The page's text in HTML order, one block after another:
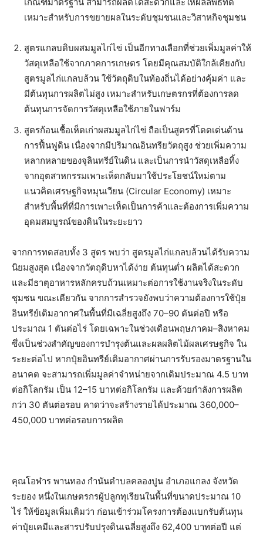
เหมาะสำหรับการขยายผลในระดับชุมชนและวิสาหกิจชุมชน
สูตรแกลบดิบผสมมูลไก่ไข่ เป็นอีกทางเลือกที่ช่วยเพิ่มมูลค่าให้
วัสดุเหลือใช้จากภาคการเกษตร โดยมีคุณสมบัติใกล้เคียงกับ
สูตรมูลไก่แกลบล้วน ใช้วัตถุดิบในท้องถิ่นได้อย่างคุ้มค่า และ
มีต้นทุนการผลิตไม่สูง เหมาะสำหรับเกษตรกรที่ต้องการลด
ต้นทุนการจัดการวัสดุเหลือใช้ภายในฟาร์ม
สูตรก้อนเชื้อเห็ดเก่าผสมมูลไก่ไข่ ถือเป็นสูตรที่โดดเด่นด้าน
การฟื้นฟูดิน เนื่องจากมีปริมาณอินทรียวัตถุสูง ช่วยเพิ่มความ
หลากหลายของจุลินทรีย์ในดิน และเป็นการนำวัสดุเหลือทิ้ง
จากอุตสาหกรรมเพาะเห็ดกลับมาใช้ประโยชน์ใหม่ตาม
แนวคิดเศรษฐกิจหมุนเวียน (Circular Economy) เหมาะ
สำหรับพื้นที่ที่มีการเพาะเห็ดเป็นการค้าและต้องการเพิ่มความ
อุดมสมบูรณ์ของดินในระยะยาว
จากการทดสอบทั้ง 3 สูตร พบว่า สูตรมูลไก่แกลบล้วนได้รับความ
นิยมสูงสุด เนื่องจากวัตถุดิบหาได้ง่าย ต้นทุนต่ำ ผลิตได้สะดวก
และมีธาตุอาหารหลักครบถ้วนเหมาะต่อการใช้งานจริงในระดับ
ชุมชน ขณะเดียวกัน จากการสำรวจยังพบว่าความต้องการใช้ปุ๋ย
อินทรีย์เติมอากาศในพื้นที่มีเฉลี่ยสูงถึง 70–90 ตันต่อปี หรือ
ประมาณ 1 ตันต่อไร่ โดยเฉพาะในช่วงเดือนพฤษภาคม–สิงหาคม
ซึ่งเป็นช่วงสำคัญของการบำรุงต้นและผลผลิตไม้ผลเศรษฐกิจ ใน
ระยะต่อไป หากปุ๋ยอินทรีย์เติมอากาศผ่านการรับรองมาตรฐานใน
อนาคต จะสามารถเพิ่มมูลค่าจำหน่ายจากเดิมประมาณ 4.5 บาท
ต่อกิโลกรัม เป็น 12–15 บาทต่อกิโลกรัม และด้วยกำลังการผลิต
กว่า 30 ตันต่อรอบ คาดว่าจะสร้างรายได้ประมาณ 360,000–
450,000 บาทต่อรอบการผลิต
คุณโอฬาร พานทอง กำนันตำบลคลองปูน อำเภอแกลง จังหวัด
ระยอง หนึ่งในเกษตรกรผู้ปลูกทุเรียนในพื้นที่ขนาดประมาณ 10
ไร่ ให้ข้อมูลเพิ่มเติมว่า ก่อนเข้าร่วมโครงการต้องแบกรับต้นทุน
ค่าปุ๋ยเคมีและสารปรับปรุงดินเฉลี่ยสูงถึง 62,400 บาทต่อปี แต่